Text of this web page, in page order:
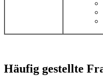
Häufig gestellte